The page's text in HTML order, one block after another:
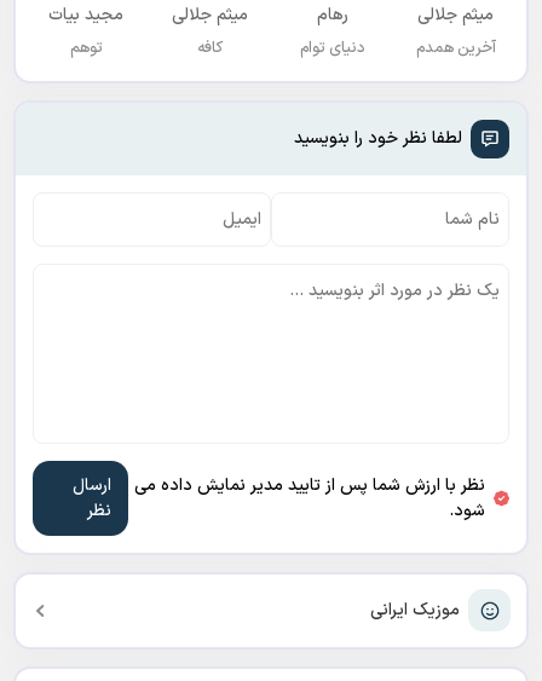
موزیک ایرانی
میثم جلالی
آخرین همدم
رهام
دنیای توام
میثم جلالی
کافه
مجید بیات
توهم
لطفا نظر خود را بنویسید
نظر با ارزش شما پس از تایید مدیر نمایش داده می
شود.